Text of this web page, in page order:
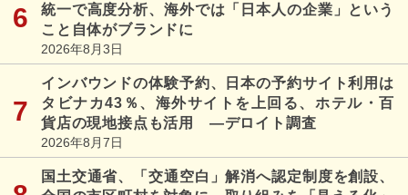
統一で高度分析、海外では「日本人の企業」という
こと自体がブランドに
2026年8月3日
インバウンドの体験予約、日本の予約サイト利用は
タビナカ43％、海外サイトを上回る、ホテル・百
貨店の現地接点も活用 ―デロイト調査
2026年8月7日
国土交通省、「交通空白」解消へ認定制度を創設、